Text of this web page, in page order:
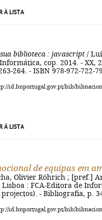
À LISTA
biblioteca : javascript/
cop. 2014. - XX,
264. - ISBN 978-972-722-
id.bnportugal.gov.pt/bib/
À LISTA
de equipas em
Olivier Röhrich ; [pref.]
: FCA-Editora de
projectos). - Bibliografia, p.
id.bnportugal.gov.pt/bib/